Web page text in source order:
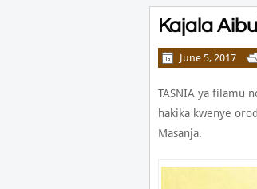
Kajala
June 5, 2017
TASNIA ya filamu
hakika kwenye
Masanja.